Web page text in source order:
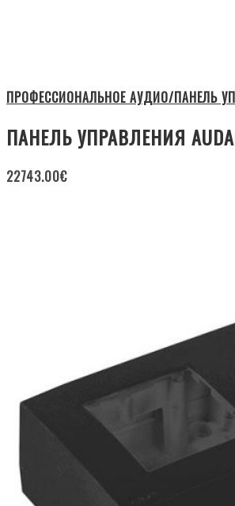
ПРОФЕССИОНАЛЬНОЕ АУДИО/ПАНЕЛЬ
ПАНЕЛЬ УПРАВЛЕНИЯ
22743.00€